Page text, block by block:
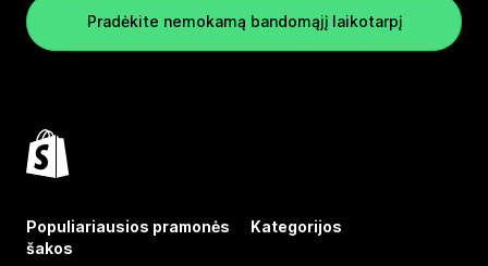
Pradėkite nemokamą bandomąjį laikotarpį
Populiariausios pramonės
šakos
Kategorijos